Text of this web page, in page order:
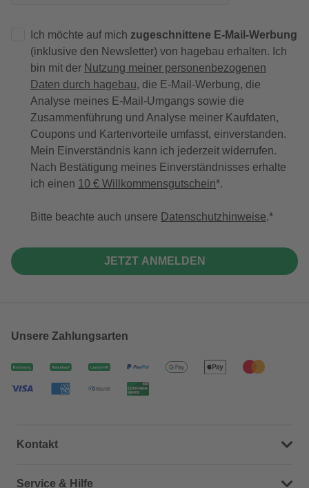
Ich möchte auf mich zugeschnittene E-Mail-Werbung
(inklusive den Newsletter) von hagebau erhalten. Ich
bin mit der Nutzung meiner personenbezogenen
Daten durch hagebau, die E-Mail-Werbung, die
Analyse meines E-Mail-Umgangs sowie die
Zusammenführung und Analyse meiner Kaufdaten,
Coupons und Kartenvorteile umfasst, einverstanden.
Mein Einverständnis kann ich jederzeit widerrufen.
Nach Bestätigung meines Einverständnisses erhalte
ich einen 10 € Willkommensgutschein*.
Bitte beachte auch unsere Datenschutzhinweise.
JETZT ANMELDEN
Unsere Zahlungsarten
Kontakt
Dein Kontakt zu uns
Service & Hilfe